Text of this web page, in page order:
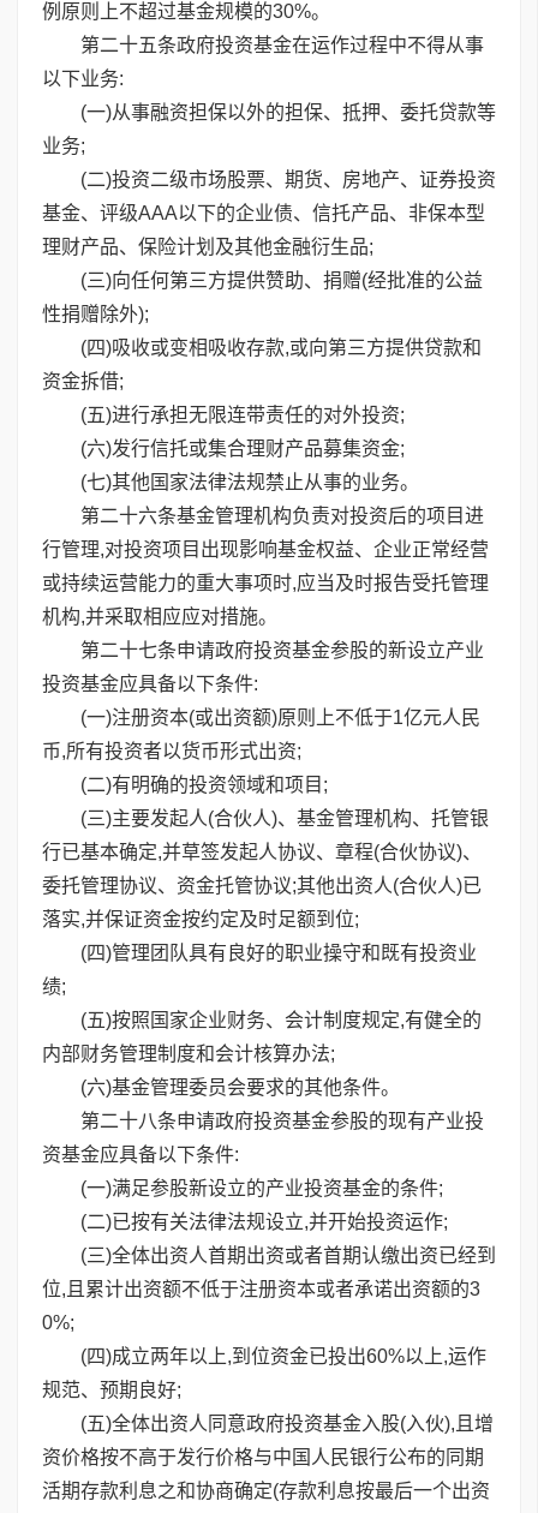
例原则上不超过基金规模的30%。
第二十五条政府投资基金在运作过程中不得从事
以下业务:
(一)从事融资担保以外的担保、抵押、委托贷款等
业务;
(二)投资二级市场股票、期货、房地产、证券投资
基金、评级AAA以下的企业债、信托产品、非保本型
理财产品、保险计划及其他金融衍生品;
(三)向任何第三方提供赞助、捐赠(经批准的公益
性捐赠除外);
(四)吸收或变相吸收存款,或向第三方提供贷款和
资金拆借;
(五)进行承担无限连带责任的对外投资;
(六)发行信托或集合理财产品募集资金;
(七)其他国家法律法规禁止从事的业务。
第二十六条基金管理机构负责对投资后的项目进
行管理,对投资项目出现影响基金权益、企业正常经营
或持续运营能力的重大事项时,应当及时报告受托管理
机构,并采取相应应对措施。
第二十七条申请政府投资基金参股的新设立产业
投资基金应具备以下条件:
(一)注册资本(或出资额)原则上不低于1亿元人民
币,所有投资者以货币形式出资;
(二)有明确的投资领域和项目;
(三)主要发起人(合伙人)、基金管理机构、托管银
行已基本确定,并草签发起人协议、章程(合伙协议)、
委托管理协议、资金托管协议;其他出资人(合伙人)已
落实,并保证资金按约定及时足额到位;
(四)管理团队具有良好的职业操守和既有投资业
绩;
(五)按照国家企业财务、会计制度规定,有健全的
内部财务管理制度和会计核算办法;
(六)基金管理委员会要求的其他条件。
第二十八条申请政府投资基金参股的现有产业投
资基金应具备以下条件:
(一)满足参股新设立的产业投资基金的条件;
(二)已按有关法律法规设立,并开始投资运作;
(三)全体出资人首期出资或者首期认缴出资已经到
位,且累计出资额不低于注册资本或者承诺出资额的3
0%;
(四)成立两年以上,到位资金已投出60%以上,运作
规范、预期良好;
(五)全体出资人同意政府投资基金入股(入伙),且增
资价格按不高于发行价格与中国人民银行公布的同期
活期存款利息之和协商确定(存款利息按最后一个出资